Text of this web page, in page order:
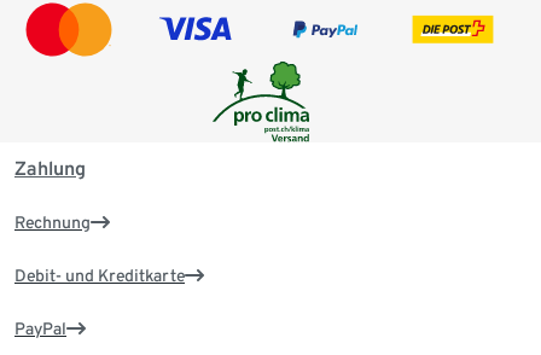
Zahlung
Rechnung
Debit- und Kreditkarte
PayPal